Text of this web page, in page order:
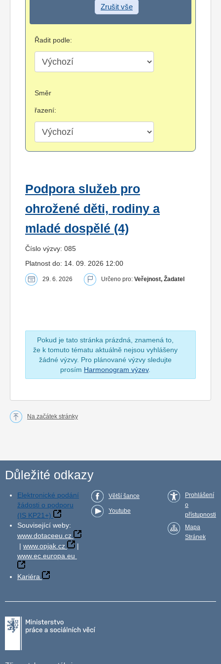
Zrušit vše
Řadit podle:
Směr
řazení:
Podpora služeb pro
ohrožené děti, rodiny a
mladé dospělé (4)
Číslo výzvy: 085
Platnost do: 14. 09. 2026 12:00
29. 6. 2026 Určeno pro: Veřejnost, Žadatel
Pokud je tato stránka prázdná, znamená to,
že k tomuto tématu aktuálně nejsou vyhlášeny
žádné výzvy. Pro plánované výzvy sledujte
prosím Harmonogram výzev.
Na začátek stránky
Důležité odkazy
Elektronické podání
žádosti o podporu
(IS KP21+)
Související weby:
www.dotaceeu.cz
| www.opjak.cz
|
www.ec.europa.eu
Kariéra
Větší šance
Youtube
Prohlášení
o
přístupnosti
Mapa
Stránek